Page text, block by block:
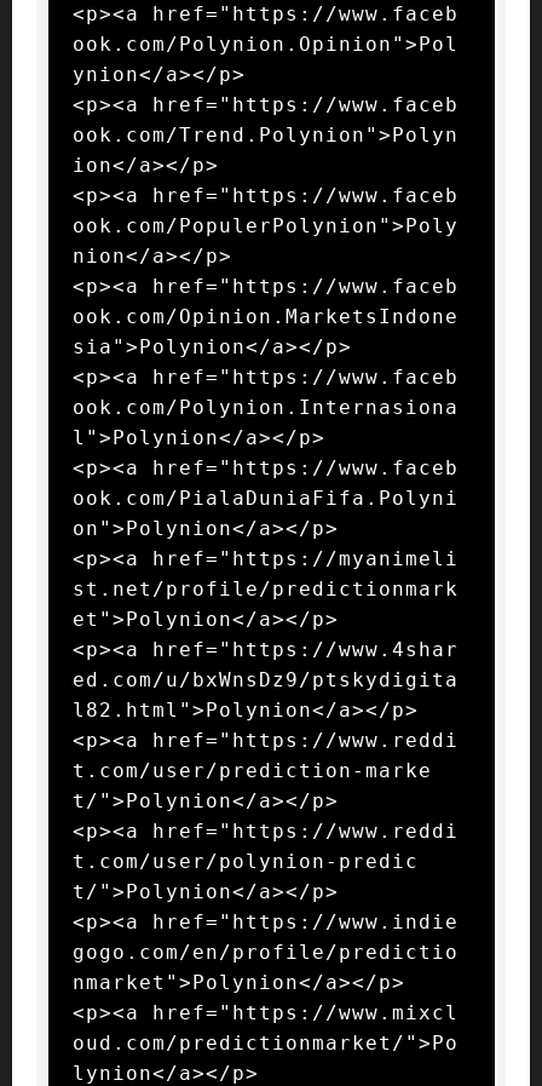
<p><a href="https://www.faceb
ook.com/Polynion.Opinion">Pol
ynion</a></p>
<p><a href="https://www.faceb
ook.com/Trend.Polynion">Polyn
ion</a></p>
<p><a href="https://www.faceb
ook.com/PopulerPolynion">Poly
nion</a></p>
<p><a href="https://www.faceb
ook.com/Opinion.MarketsIndone
sia">Polynion</a></p>
<p><a href="https://www.faceb
ook.com/Polynion.Internasiona
l">Polynion</a></p>
<p><a href="https://www.faceb
ook.com/PialaDuniaFifa.Polyni
on">Polynion</a></p>
<p><a href="https://myanimeli
st.net/profile/predictionmark
et">Polynion</a></p>
<p><a href="https://www.4shar
ed.com/u/bxWnsDz9/ptskydigita
l82.html">Polynion</a></p>
<p><a href="https://www.reddi
t.com/user/prediction-marke
t/">Polynion</a></p>
<p><a href="https://www.reddi
t.com/user/polynion-predic
t/">Polynion</a></p>
<p><a href="https://www.indie
gogo.com/en/profile/predictio
nmarket">Polynion</a></p>
<p><a href="https://www.mixcl
oud.com/predictionmarket/">Po
lynion</a></p>